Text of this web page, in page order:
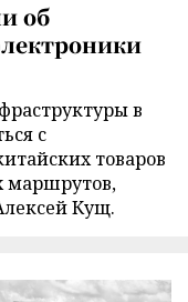
об
в
с
товаров
маршрутов,
Кущ.